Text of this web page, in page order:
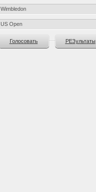
Wimbledon
US Open
Голосовать РЕЗультаты